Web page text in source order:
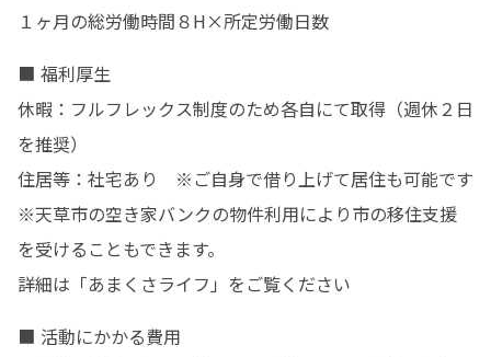
１ヶ月の総労働時間８H×所定労働日数
■ 福利厚生
休暇：フルフレックス制度のため各自にて取得（週休２日
を推奨）
住居等：社宅あり　※ご自身で借り上げて居住も可能です
※天草市の空き家バンクの物件利用により市の移住支援
を受けることもできます。
詳細は「あまくさライフ」をご覧ください
■ 活動にかかる費用